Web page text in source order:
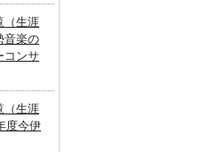
（生涯
音楽の
コンサ
（生涯
度今伊